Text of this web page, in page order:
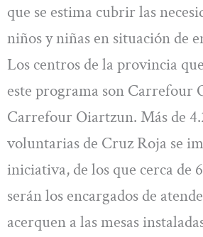
que se estima cubrir las
niños y niñas en situación de
Los centros de la provincia
este programa son Carrefour
Carrefour Oiartzun. Más de
voluntarias de Cruz Roja se
iniciativa, de los que cerca de
serán los encargados de
acerquen a las mesas